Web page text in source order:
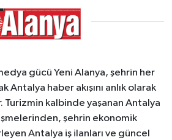
gücü Yeni Alanya, şehrin her
Antalya haber akışını anlık olarak
Turizmin kalbinde yaşanan Antalya
şehrin ekonomik
Antalya iş ilanları ve güncel